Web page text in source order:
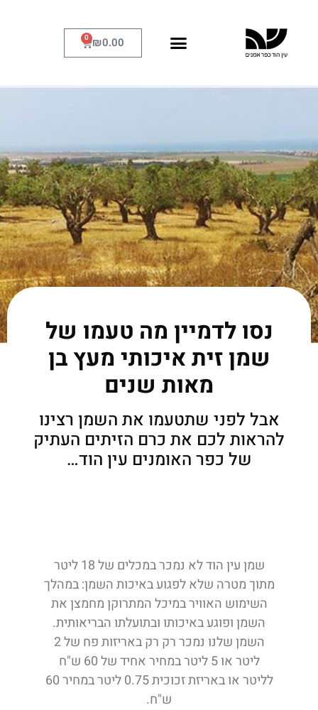
₪0.00
0
נסו לדמיין מה טעמו של
שמן זית איכותי מעץ בן
מאות שנים
אבל לפני שתטעמו את השמן רצינו
להראות לכם את כרם הזיתים העתיק
של כפר האומנים עין הוד…
שמן עין הוד לא נמכר במכלים של 18 ליטר
מתוך מטרה שלא לפגוע באיכות השמן: במהלך
השימוש האוויר במיכל המתרוקן מחמצן את
השמן ופוגע באיכותו ובתועלתו הבריאותית.
השמן שלנו נמכר רק רק באריזות פח של 2
ליטר או 5 ליטר במחיר אחיד של 60 ש"ח
לליטר או באריזת זכוכית 0.75 ליטר במחיר 60
ש"ח.